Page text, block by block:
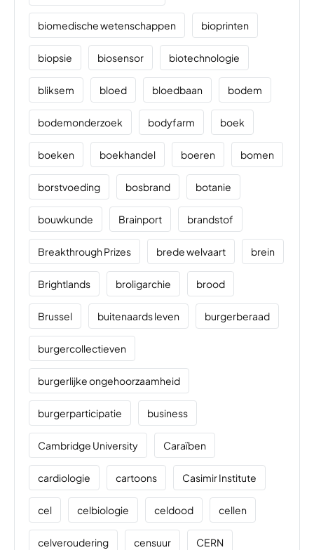
biomedische wetenschappen bioprinten
biopsie biosensor biotechnologie
bliksem bloed bloedbaan bodem
bodemonderzoek bodyfarm boek
boeken boekhandel boeren bomen
borstvoeding bosbrand botanie
bouwkunde Brainport brandstof
Breakthrough Prizes brede welvaart brein
Brightlands broligarchie brood
Brussel buitenaards leven burgerberaad
burgercollectieven
burgerlijke ongehoorzaamheid
burgerparticipatie business
Cambridge University Caraïben
cardiologie cartoons Casimir Institute
cel celbiologie celdood cellen
celveroudering censuur CERN